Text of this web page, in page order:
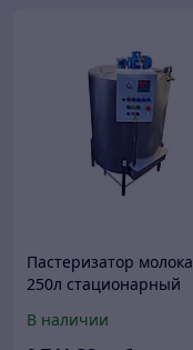
Пастеризатор молока
250л стационарный
В наличии